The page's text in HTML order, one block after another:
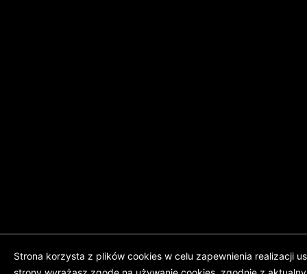
Strona korzysta z plików cookies w celu zapewnienia realizacji